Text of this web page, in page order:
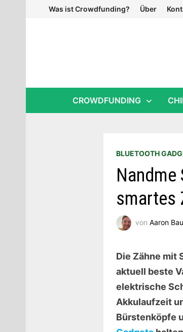
Was ist Crowdfunding? Über
CROWDFUNDING
BLUETOOTH
smartes
von Aaron
Die Zähne mit
aktuell beste
elektrische
Akkulaufzeit
Bürstenköpfe